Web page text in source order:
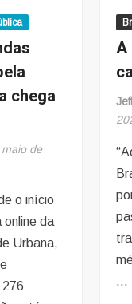
chega
de
o início
online da
Urbana,
276
A
…